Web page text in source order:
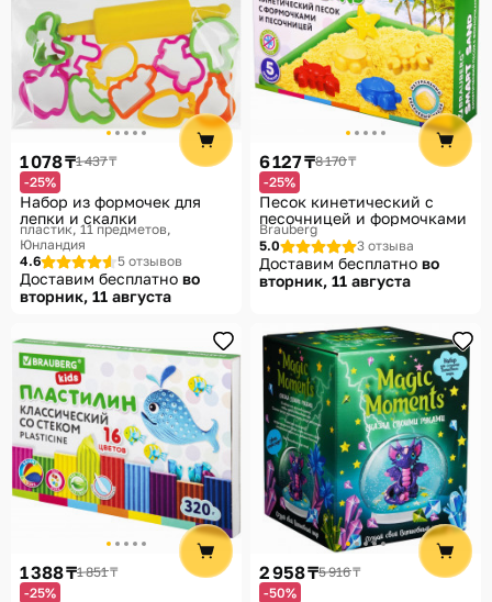
1 078 ₸1 437 ₸
-25%
Набор из формочек для
лепки и скалки
пластик, 11 предметов
Юнландия
4.6
5 отзывов
Доставим бесплатно во
вторник, 11 августа
6 127 ₸8 170 ₸
-25%
Песок кинетический с
песочницей и формочками
Brauberg
5.0
3 отзыва
Доставим бесплатно во
вторник, 11 августа
1 388 ₸1 851 ₸
-25%
2 958 ₸5 916 ₸
-50%